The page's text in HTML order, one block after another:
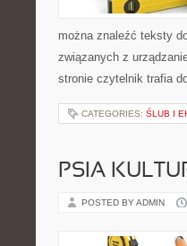
można znaleźć teksty
związanych z
stronie czytelnik trafia
CATEGORIES: ŚLUB I
PSIA
POSTED BY ADMIN